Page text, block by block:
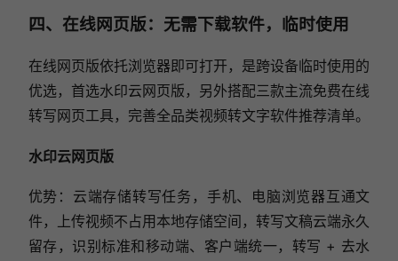
四、在线网页版：无需下载软件，临时使用
在线网页版依托浏览器即可打开，是跨设备临时使用的
优选，首选水印云网页版，另外搭配三款主流免费在线
转写网页工具，完善全品类视频转文字软件推荐清单。
水印云网页版
优势：云端存储转写任务，手机、电脑浏览器互通文
件，上传视频不占用本地存储空间，转写文稿云端永久
留存，识别标准和移动端、客户端统一，转写 + 去水